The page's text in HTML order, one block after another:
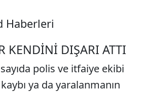
Haberleri
KENDİNİ DIŞARI ATTI
polis ve itfaiye ekibi
ya da yaralanmanın